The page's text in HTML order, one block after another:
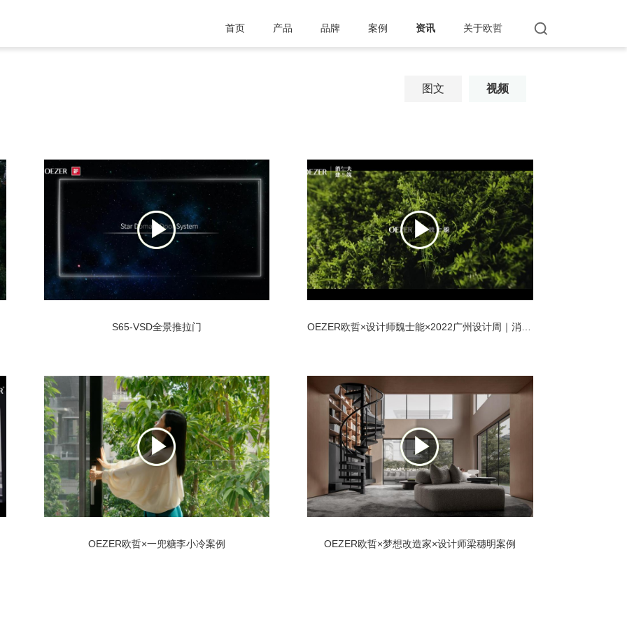
首页 产品 品牌 案例 资讯 关于欧哲
图文 视频
S65-VSD全景推拉门
OEZER欧哲×一兜糖李小冷案例 OEZER欧哲×梦想改造家×设计师梁穗明案例